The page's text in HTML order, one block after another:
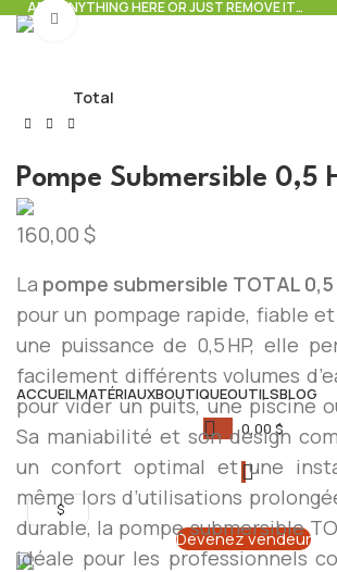
ADD ANYTHING HERE OR JUST REMOVE IT…
ACCUEILMATÉRIAUXBOUTIQUEOUTILSBLOG
0,00 $
$
Devenez vendeur
Click to enlarge
Total
Pompe Submersible 0,5
160,00$
La pompe submersible TOTAL 0,5
pour un pompage rapide, fiable
une puissance de 0,5 HP, elle
facilement différents volumes
pour vider un puits, une piscine
Sa maniabilité et son design
un confort optimal et une
même lors d’utilisations
durable, la pompe submersible
idéale pour les professionnels